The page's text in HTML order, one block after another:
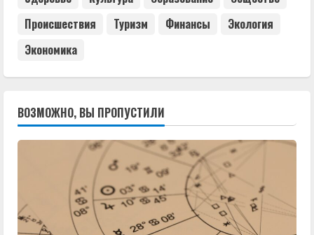
Происшествия
Туризм Финансы
Экология
Экономика
ВОЗМОЖНО, ВЫ ПРОПУСТИЛИ